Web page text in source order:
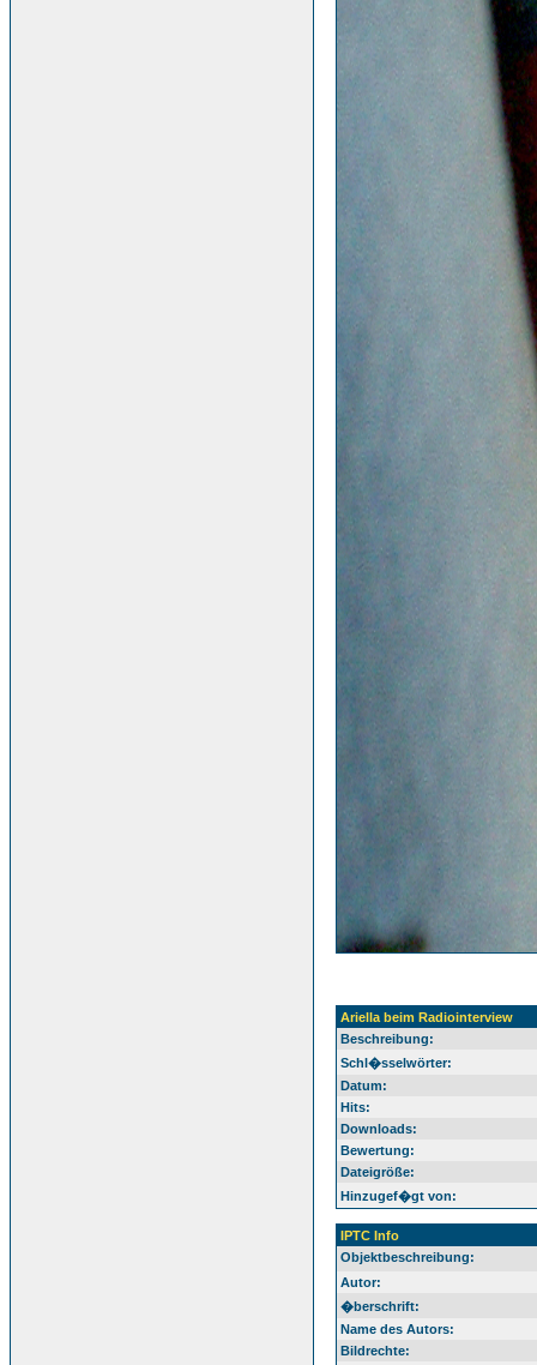
Ariella beim Radiointerview
Beschreibung:
Schl�sselwörter:
Datum:
Hits:
Downloads:
Bewertung:
Dateigröße:
Hinzugef�gt von:
IPTC Info
Objektbeschreibung:
Autor:
�berschrift:
Name des Autors:
Bildrechte: